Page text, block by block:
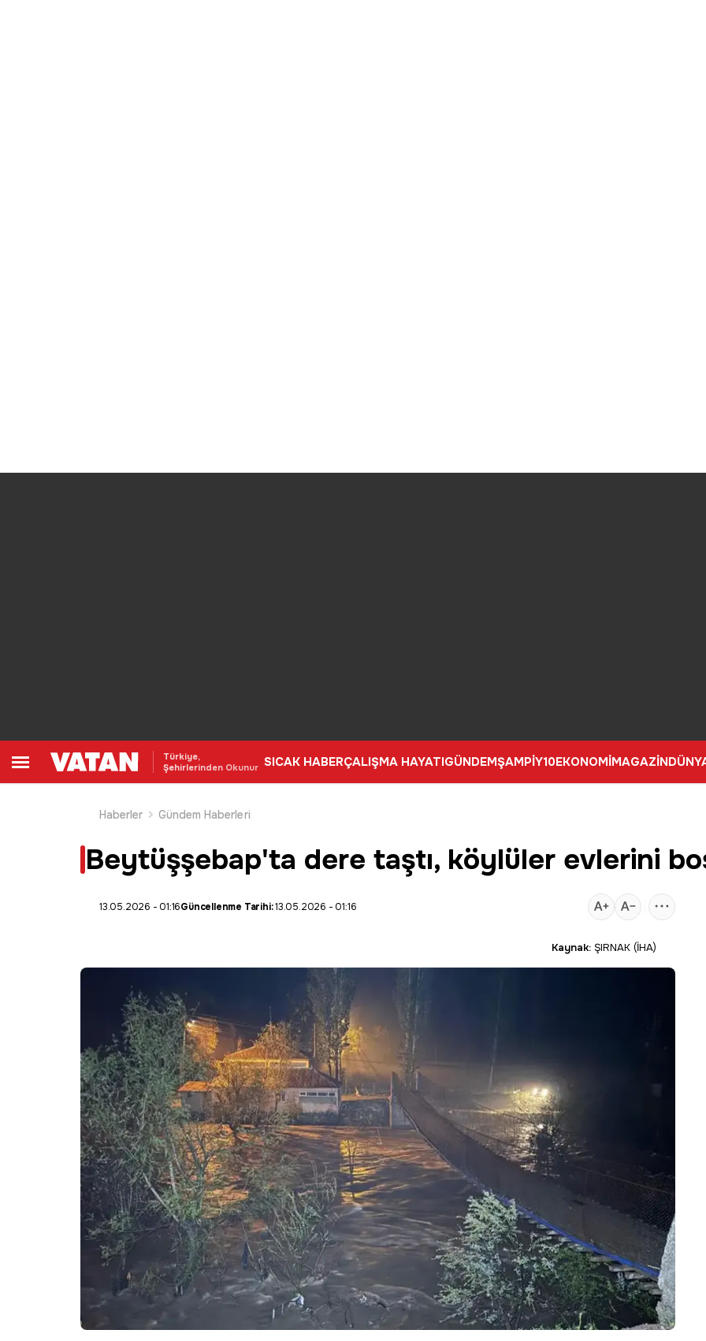
Türkiye,
Şehirlerinden Okunur SICAK HABERÇALIŞMA HAYATIGÜNDEMŞAMPİY10EKONOMİMAGAZİN
Haberler
Gündem Haberleri
Beytüşşebap'ta dere taştı, köylüler evlerini
13.05.2026 - 01:16Güncellenme Tarihi:13.05.2026 - 01:16
Kaynak: ŞIRNAK (İHA)